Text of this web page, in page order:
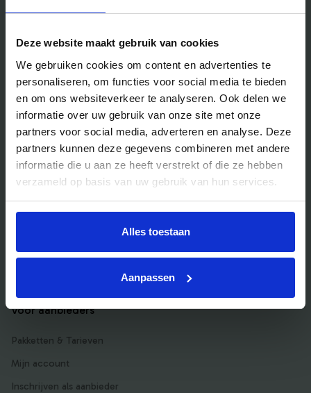
Deze website maakt gebruik van cookies
We gebruiken cookies om content en advertenties te
personaliseren, om functies voor social media te bieden
en om ons websiteverkeer te analyseren. Ook delen we
informatie over uw gebruik van onze site met onze
partners voor social media, adverteren en analyse. Deze
partners kunnen deze gegevens combineren met andere
informatie die u aan ze heeft verstrekt of die ze hebben
verzameld op basis van uw gebruik van hun services.
Alles toestaan
Aanpassen
Handig voor jou
Blog
Veelgestelde vragen
Bedrijfsuitjes
Bedrijfsuitje outdoor
Bedrijfsuitje indoor
Bedrijfsuitje actief
Bedrijfsuitje Brabant
Bedrijfsuitje Eindhoven
Bedrijfsuitje uniek
Voor aanbieders
Pakketten & Tarieven
Mijn account
Inschrijven als aanbieder